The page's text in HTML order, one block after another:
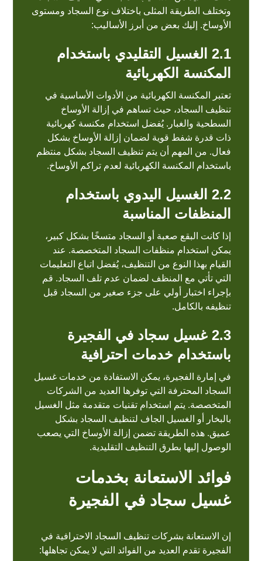
وتختلف الطريقة المثلى باختلاف نوع السجاد ومستوى
الأوساخ. إليك بعض من أبرز الأساليب:
2.1 الغسيل التقليدي باستخدام
المكنسة الكهربائية
تعتبر المكنسة الكهربائية من الأدوات الأساسية في
تنظيف السجاد، حيث تساهم في إزالة الأوساخ
السطحية والغبار. يُفضل استخدام مكنسة كهربائية
ذات قدرة شفط قوية لضمان إزالة الأوساخ بشكل
فعال. من المهم أن يتم تنظيف السجاد بشكل منتظم
باستخدام المكنسة الكهربائية لعدم تراكم الأوساخ.
2.2 الغسيل اليدوي باستخدام
المنظفات المناسبة
إذا كانت البقع صعبة أو السجاد متسخًا بشكل كبير،
يمكن استخدام منظفات السجاد المتخصصة. عند
القيام بهذا النوع من التنظيف، يُفضل اتباع التعليمات
التي تأتي مع المنظف لضمان عدم تلف السجاد. قم
بإجراء اختبار أولي على جزء صغير من السجاد قبل
تنظيفه بالكامل.
2.3 غسيل سجاد في الفجيرة
باستخدام خدمات احترافية
في إمارة الفجيرة، يمكن الاستفادة من خدماتغسيل
السجاد المحترفة التي توفرها العديد من الشركات
المتخصصة. يتم استخدام تقنيات متقدمة مثل الغسيل
بالبخار أو الغسيل الجاف لتنظيف السجاد بشكل
عميق. هذه الطريقة تضمن إزالة الأوساخ التي يصعب
الوصول إليها بطرق التنظيف التقليدية.
فوائد الاستعانة بخدمات
غسيل سجاد في الفجيرة
إن الاستعانة بشركات تنظيف السجاد الاحترافية في
الفجيرة تقدم العديد من الفوائد التي لا يمكن تجاهلها: